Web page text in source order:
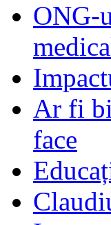
ONG-
Ar fi
face